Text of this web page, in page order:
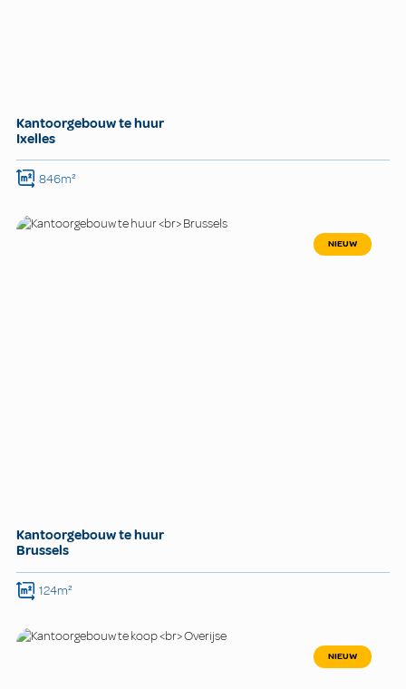
Kantoorgebouw te huur
Ixelles
846m²
NIEUW
Kantoorgebouw te huur
Brussels
124m²
NIEUW